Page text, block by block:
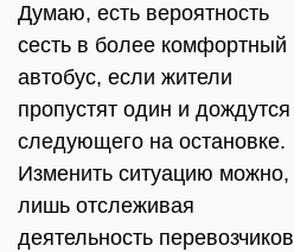
Думаю, есть вероятность
сесть в более комфортный
автобус, если жители
пропустят один и дождутся
следующего на остановке.
Изменить ситуацию можно,
лишь отслеживая
деятельность перевозчиков